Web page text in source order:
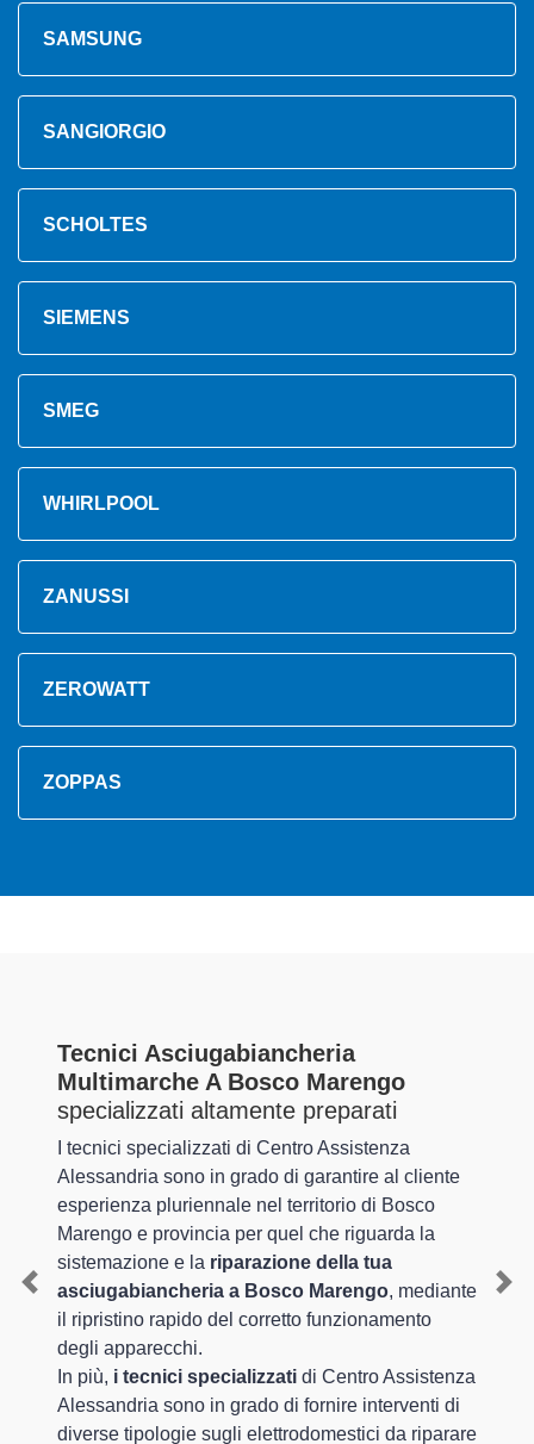
SAMSUNG
SANGIORGIO
SCHOLTES
SIEMENS
SMEG
WHIRLPOOL
ZANUSSI
ZEROWATT
ZOPPAS
Tecnici Asciugabiancheria
Multimarche A Bosco Marengo
specializzati altamente preparati
I tecnici specializzati di Centro Assistenza
Alessandria sono in grado di garantire al cliente
esperienza pluriennale nel territorio di Bosco
Marengo e provincia per quel che riguarda la
sistemazione e la riparazione della tua
asciugabiancheria a Bosco Marengo, mediante
il ripristino rapido del corretto funzionamento
degli apparecchi.
In più, i tecnici specializzati di Centro Assistenza
Alessandria sono in grado di fornire interventi di
diverse tipologie sugli elettrodomestici da riparare
Previous